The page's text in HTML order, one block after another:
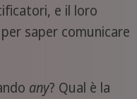
e il loro
saper comunicare
any? Qual è la